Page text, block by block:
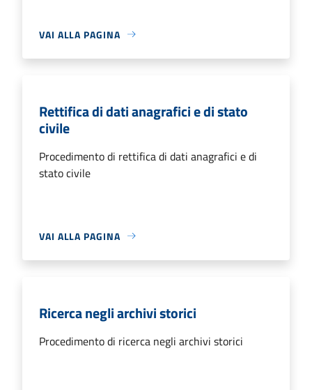
VAI ALLA PAGINA
Rettifica di dati anagrafici e di stato
civile
Procedimento di rettifica di dati anagrafici e di
stato civile
VAI ALLA PAGINA
Ricerca negli archivi storici
Procedimento di ricerca negli archivi storici